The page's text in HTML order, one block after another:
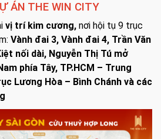
ÁN THE WIN CITY
vị trí kim cương, nơi hội tụ 9 trục
Vành đai 3, Vành đai 4, Trần Văn
nối dài, Nguyễn Thị Tú mở
phía Tây, TP.HCM – Trung
Lương Hòa – Bình Chánh và các